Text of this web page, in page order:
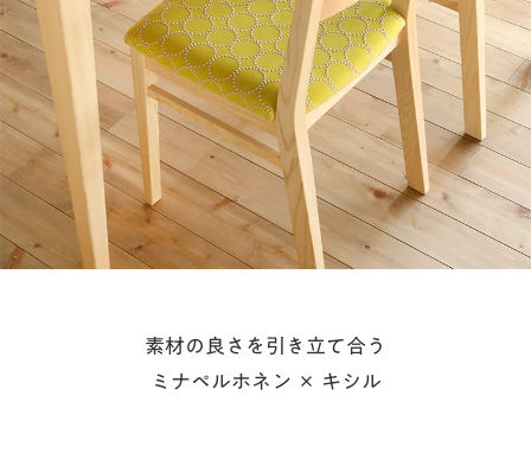
素材の良さを引き立て合う
ミナペルホネン × キシル